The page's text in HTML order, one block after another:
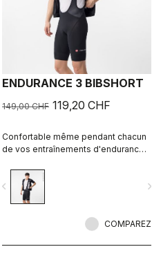
ENDURANCE 3 BIBSHORT
149,00 CHF 119,20 CHF
Confortable même pendant chacun
de vos entraînements d'endurance
la plus confortable.
navigate_next
COMPAREZ